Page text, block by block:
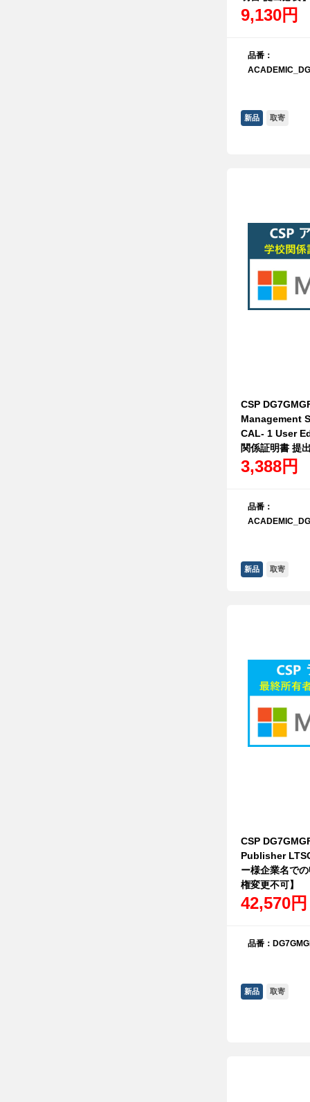
9,130円
品番：
新品 取寄
CSP
Management
CAL- 1 User
関係証明書 提
3,388円
品番：
新品 取寄
CSP
Publisher
ー様企業名で
権変更不可】
42,570円
品番：
新品 取寄